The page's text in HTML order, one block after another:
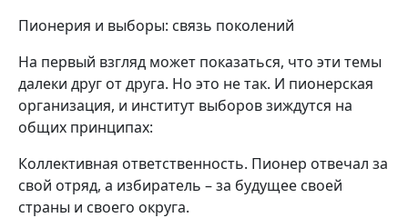
Пионерия и выборы: связь поколений
На первый взгляд может показаться, что эти темы
далеки друг от друга. Но это не так. И пионерская
организация, и институт выборов зиждутся на
общих принципах:
Коллективная ответственность. Пионер отвечал за
свой отряд, а избиратель – за будущее своей
страны и своего округа.